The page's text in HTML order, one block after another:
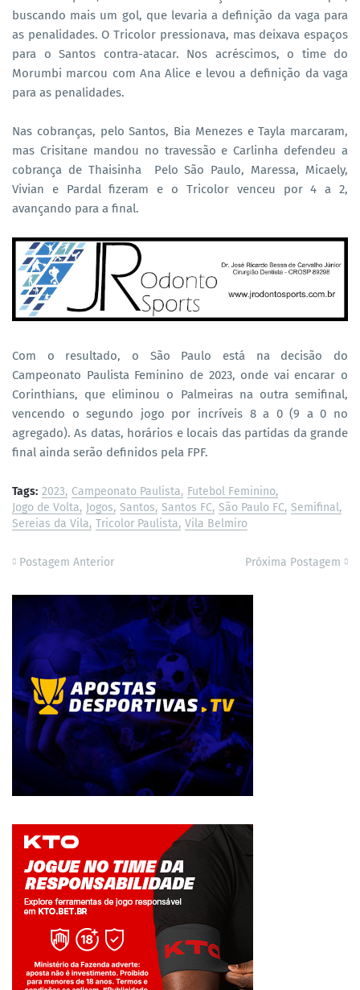
buscando mais um gol, que levaria a definição da vaga para
as penalidades. O Tricolor pressionava, mas deixava espaços
para o Santos contra-atacar. Nos acréscimos, o time do
Morumbi marcou com Ana Alice e levou a definição da vaga
para as penalidades.
Nas cobranças, pelo Santos, Bia Menezes e Tayla marcaram,
mas Crisitane mandou no travessão e Carlinha defendeu a
cobrança de Thaisinha Pelo São Paulo, Maressa, Micaely,
Vivian e Pardal fizeram e o Tricolor venceu por 4 a 2,
avançando para a final.
Com o resultado, o São Paulo está na decisão do
Campeonato Paulista Feminino de 2023, onde vai encarar o
Corinthians, que eliminou o Palmeiras na outra semifinal,
vencendo o segundo jogo por incríveis 8 a 0 (9 a 0 no
agregado). As datas, horários e locais das partidas da grande
final ainda serão definidos pela FPF.
Tags: 2023 Campeonato Paulista Futebol Feminino
Jogo de Volta Jogos Santos Santos FC São Paulo FC Semifinal
Sereias da Vila Tricolor Paulista Vila Belmiro
Postagem Anterior Próxima Postagem